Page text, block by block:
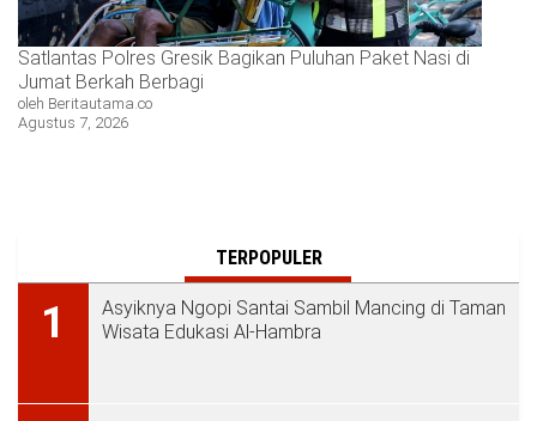
Satlantas Polres Gresik Bagikan Puluhan Paket Nasi di
Jumat Berkah Berbagi
oleh Beritautama.co
Agustus 7, 2026
TERPOPULER
1
Asyiknya Ngopi Santai Sambil Mancing di Taman
Wisata Edukasi Al-Hambra